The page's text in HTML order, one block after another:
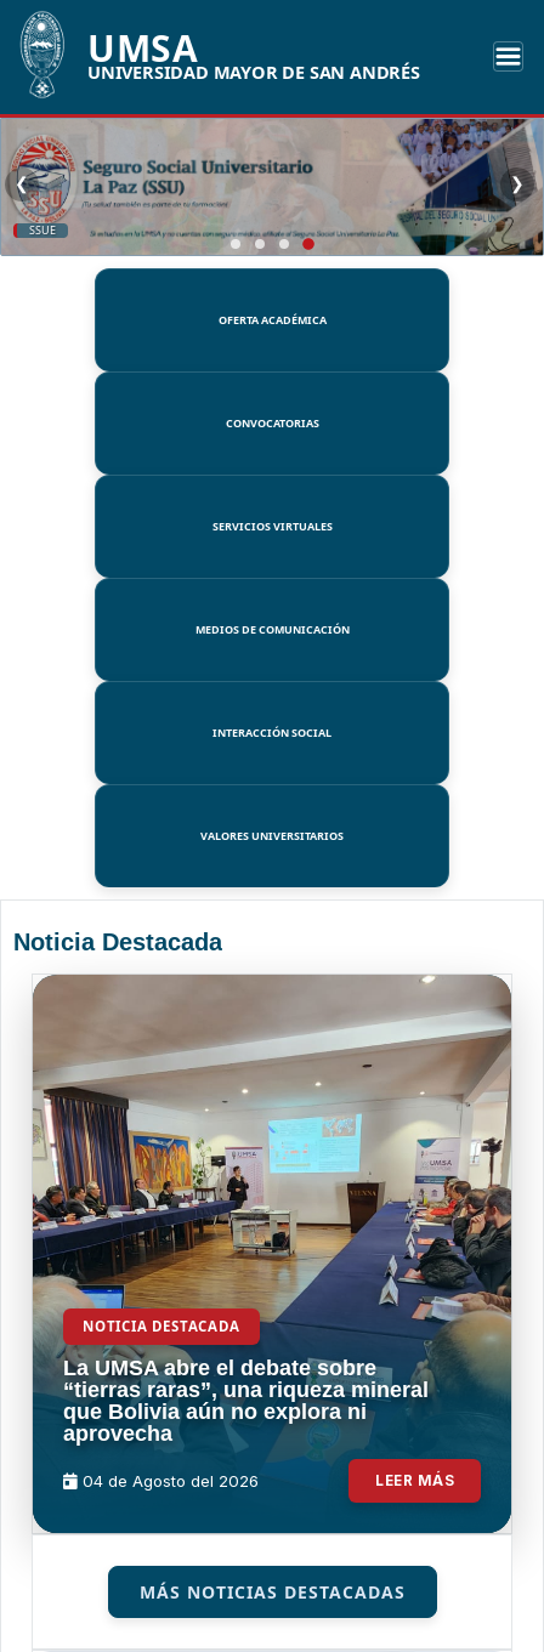
UMSA
UNIVERSIDAD MAYOR DE SAN ANDRÉS
SSUE
❮ ❯
OFERTA ACADÉMICA
CONVOCATORIAS
SERVICIOS VIRTUALES
MEDIOS DE COMUNICACIÓN
INTERACCIÓN SOCIAL
VALORES UNIVERSITARIOS
Noticia Destacada
NOTICIA DESTACADA
La UMSA abre el debate sobre
“tierras raras”, una riqueza mineral
que Bolivia aún no explora ni
aprovecha
04 de Agosto del 2026 LEER MÁS
MÁS NOTICIAS DESTACADAS